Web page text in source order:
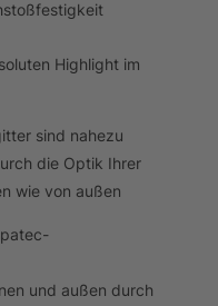
Highlight im
sind nahezu
die Optik Ihrer
wie von außen
und außen durch